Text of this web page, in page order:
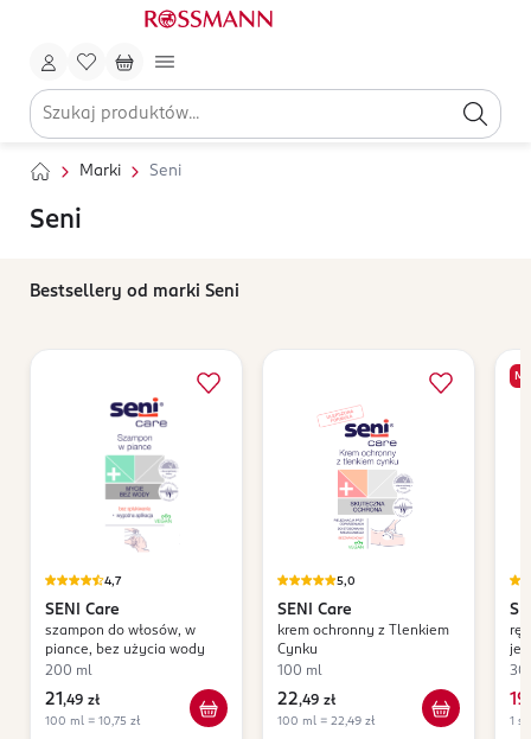
Marki Seni
Seni
Bestsellery od marki Seni
4,7
SENI Care
szampon do włosów, w
piance, bez użycia wody
200 ml
21 ,49 zł
100 ml = 10,75 zł
5,0
SENI Care
krem ochronny z Tlenkiem
Cynku
100 ml
22,49 zł
100 ml = 22,49 zł
30
19
1